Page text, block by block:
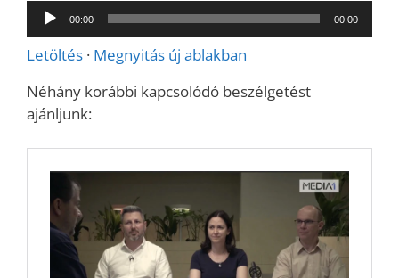
Audió
lejátszó
00:00 00:00
Letöltés · Megnyitás új ablakban
Néhány korábbi kapcsolódó beszélgetést
ajánljunk: